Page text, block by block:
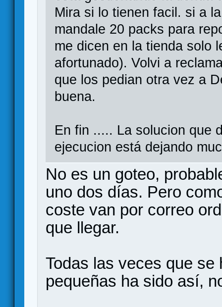
Mira si lo tienen facil. si a
mandale 20 packs para
me dicen en la tienda solo
afortunado). Volvi a
que los pedian otra vez a
buena.
En fin ..... La solucion que
ejecucion está dejando
No es un goteo,
uno dos días. Pero
coste van por correo
que llegar.
Todas las veces que
pequeñas ha sido así,